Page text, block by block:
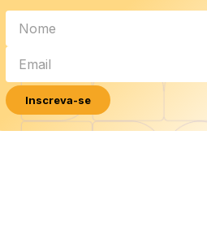
Inscreva-se